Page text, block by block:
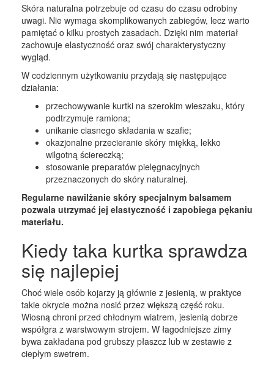
Skóra naturalna potrzebuje od czasu do czasu odrobiny
uwagi. Nie wymaga skomplikowanych zabiegów, lecz warto
pamiętać o kilku prostych zasadach. Dzięki nim materiał
zachowuje elastyczność oraz swój charakterystyczny
wygląd.
W codziennym użytkowaniu przydają się następujące
działania:
przechowywanie kurtki na szerokim wieszaku, który
podtrzymuje ramiona;
unikanie ciasnego składania w szafie;
okazjonalne przecieranie skóry miękką, lekko
wilgotną ściereczką;
stosowanie preparatów pielęgnacyjnych
przeznaczonych do skóry naturalnej.
Regularne nawilżanie skóry specjalnym balsamem
pozwala utrzymać jej elastyczność i zapobiega pękaniu
materiału.
Kiedy taka kurtka sprawdza
się najlepiej
Choć wiele osób kojarzy ją głównie z jesienią, w praktyce
takie okrycie można nosić przez większą część roku.
Wiosną chroni przed chłodnym wiatrem, jesienią dobrze
współgra z warstwowym strojem. W łagodniejsze zimy
bywa zakładana pod grubszy płaszcz lub w zestawie z
ciepłym swetrem.